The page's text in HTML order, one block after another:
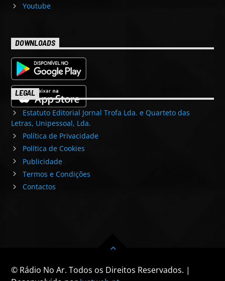
Youtube
DOWNLOADS
LEGAL
Estatuto Editorial Jornal Trofa Lda. e Quarteto das
Letras, Unipessoal, Lda.
Política de Privacidade
Política de Cookies
Publicidade
Termos e Condições
Contactos
© Rádio No Ar. Todos os Direitos Reservados. |